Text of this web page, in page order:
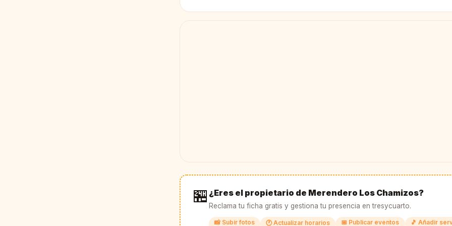
🏪 ¿Eres el propietario de Merendero Los Chamizos?
Reclama tu ficha gratis y gestiona tu presencia en tresycuarto.
📸 Subir fotos 🕐 Actualizar horarios 📅 Publicar eventos 🎵 Añadir